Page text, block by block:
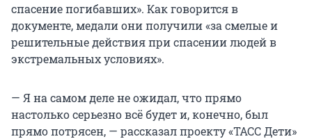
спасение погибавших». Как говорится в
документе, медали они получили «за смелые и
решительные действия при спасении людей в
экстремальных условиях».
— Я на самом деле не ожидал, что прямо
настолько серьезно всё будет и, конечно, был
прямо потрясен, — рассказал проекту «ТАСС Дети»